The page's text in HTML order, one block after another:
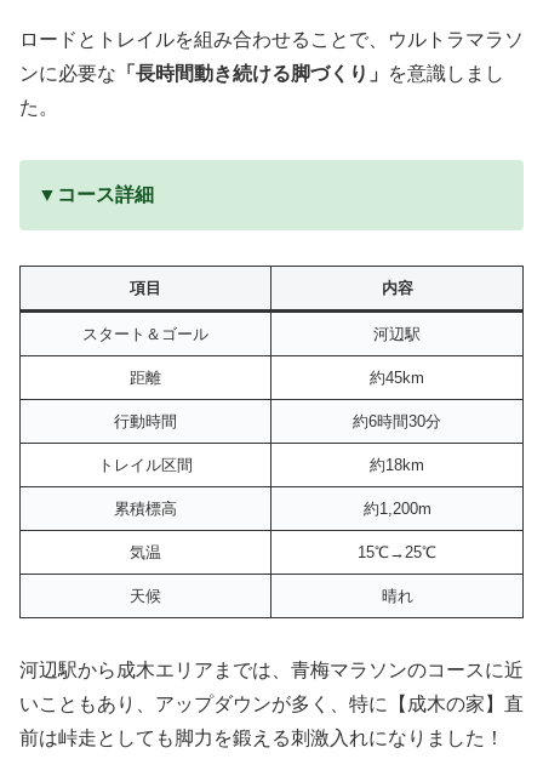
ロードとトレイルを組み合わせることで、ウルトラマラソ
ンに必要な 「長時間動き続ける脚づくり」
を意識しまし
た。
▼コース詳細
項目 内容
スタート＆ゴール 河辺駅
距離 約45km
行動時間 約6時間30分
トレイル区間 約18km
累積標高 約1,200m
気温 15℃→25℃
天候 晴れ
河辺駅から成木エリアまでは、青梅マラソンのコースに近
いこともあり、アップダウンが多く、特に【成木の家】直
前は峠走としても脚力を鍛える刺激入れになりました！